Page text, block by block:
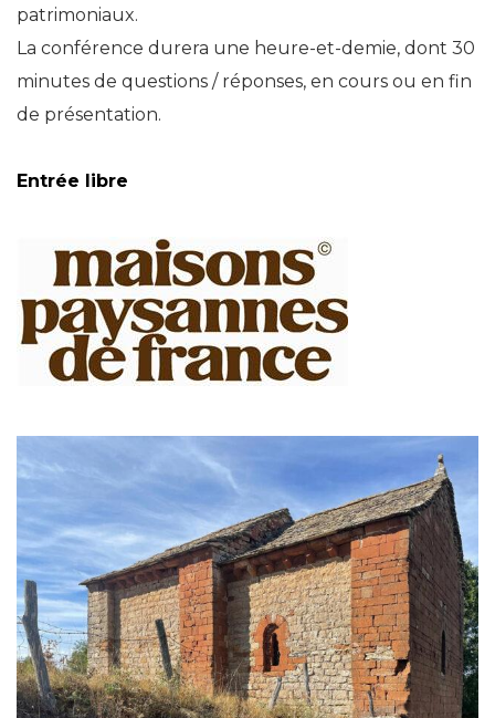
patrimoniaux.
La conférence durera une heure-et-demie, dont 30
minutes de questions / réponses, en cours ou en fin
de présentation.
Entrée libre